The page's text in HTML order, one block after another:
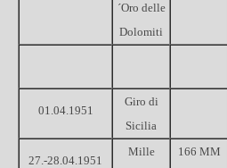
´Oro delle
Dolomiti
01.04.1951
Giro di
Sicilia
27.-28.04.1951
Mille
166 MM